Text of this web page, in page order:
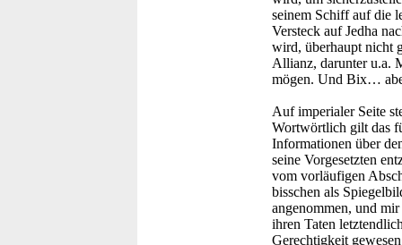
seinem Schiff auf die
Versteck auf Jedha
wird, überhaupt nicht
Allianz, darunter u.a.
mögen. Und Bix…
Auf imperialer Seite
Wortwörtlich gilt das
Informationen über
seine Vorgesetzten
vom vorläufigen
bisschen als
angenommen, und
ihren Taten
Gerechtigkeit